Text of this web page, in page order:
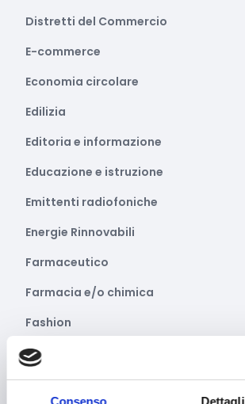
Consenso Dettagli
Distretti del Commercio
E-commerce
Economia circolare
Edilizia
Editoria e informazione
Educazione e istruzione
Emittenti radiofoniche
Energie Rinnovabili
Farmaceutico
Farmacia e/o chimica
Fashion
Festival e mostre
Fiere ed eventi